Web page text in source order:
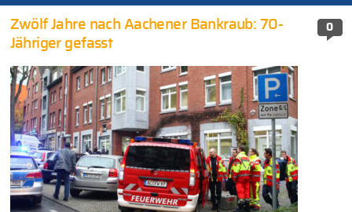
0
Zwölf Jahre nach Aachener Bankraub: 70-
Jähriger gefasst